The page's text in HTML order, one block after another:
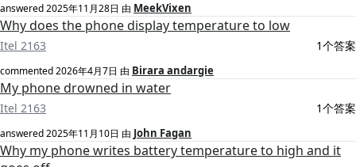
answered2025年11月28日 由 MeekVixen
Why does the phone display temperature to low
Itel 2163 1个答案
commented2026年4月7日 由 Birara andargie
My phone drowned in water
Itel 2163 1个答案
answered2025年11月10日 由 John Fagan
Why my phone writes battery temperature to high and it